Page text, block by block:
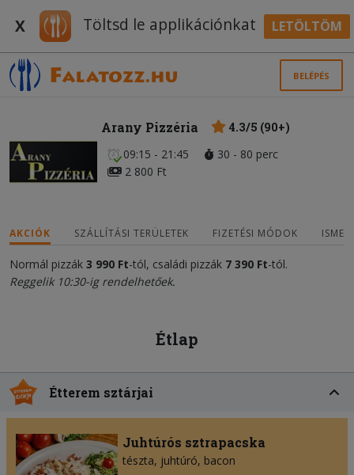
X Töltsd le applikációnkat LETÖLTÖM
BELÉPÉS
Arany Pizzéria
4.3/5 (90+)
09:15 - 21:45
30 - 80 perc
2 800 Ft
AKCIÓK SZÁLLÍTÁSI TERÜLETEK FIZETÉSI MÓDOK
Normál pizzák 3 990 Ft-tól, családi pizzák 7 390 Ft-tól.
Reggelik 10:30-ig rendelhetőek.
Étlap
Étterem sztárjai
Juhtúrós sztrapacska
tészta juhtúró bacon